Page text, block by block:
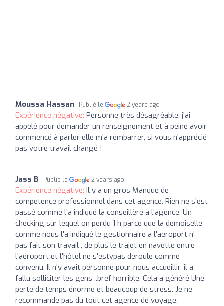
Moussa Hassan Publié le 2 years ago
Expérience négative: Personne très désagréable, j'ai
appelé pour demander un renseignement et à peine avoir
commencé à parler elle m'a rembarrer, si vous n'apprécié
pas votre travail changé !
Jass B Publié le 2 years ago
Expérience négative: Il y a un gros Manque de
competence professionnel dans cet agence. Rien ne s'est
passé comme l'a indiqué la conseillère à l'agence. Un
checking sur lequel on perdu 1 h parce que la demoiselle
comme nous l'a indiqué le gestionnaire a l'aeroport n'
pas fait son travail , de plus le trajet en navette entre
l'aéroport et l'hôtel ne s'estvpas deroule comme
convenu. Il n'y avait personne pour nous accueillir, il a
fallu solliciter les gens ..bref horrible. Cela a généré Une
perte de temps énorme et beaucoup de stress. Je ne
recommande pas du tout cet agence de voyage.